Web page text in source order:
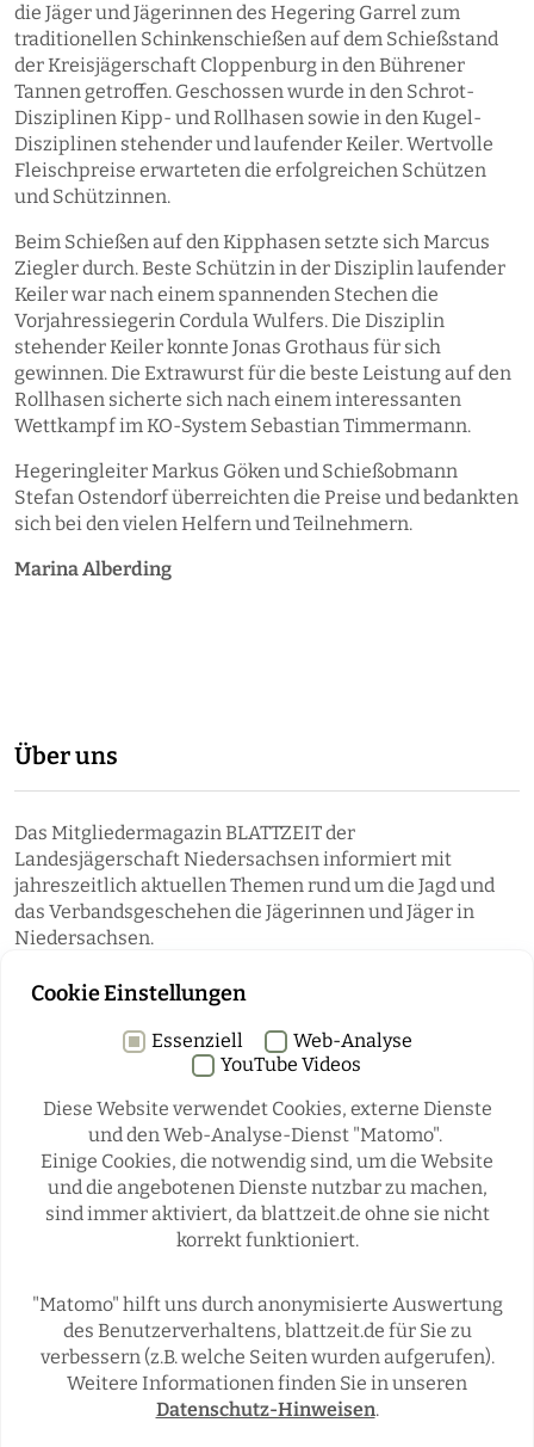
die Jäger und Jägerinnen des Hegering Garrel zum
traditionellen Schinkenschießen auf dem Schießstand
der Kreisjägerschaft Cloppenburg in den Bührener
Tannen getroffen. Geschossen wurde in den Schrot-
Disziplinen Kipp- und Rollhasen sowie in den Kugel-
Disziplinen stehender und laufender Keiler. Wertvolle
Fleischpreise erwarteten die erfolgreichen Schützen
und Schützinnen.
Beim Schießen auf den Kipphasen setzte sich Marcus
Ziegler durch. Beste Schützin in der Disziplin laufender
Keiler war nach einem spannenden Stechen die
Vorjahressiegerin Cordula Wulfers. Die Disziplin
stehender Keiler konnte Jonas Grothaus für sich
gewinnen. Die Extrawurst für die beste Leistung auf den
Rollhasen sicherte sich nach einem interessanten
Wettkampf im KO-System Sebastian Timmermann.
Hegeringleiter Markus Göken und Schießobmann
Stefan Ostendorf überreichten die Preise und bedankten
sich bei den vielen Helfern und Teilnehmern.
Marina Alberding
Über uns
Das Mitgliedermagazin BLATTZEIT der
Landesjägerschaft Niedersachsen informiert mit
jahreszeitlich aktuellen Themen rund um die Jagd und
das Verbandsgeschehen die Jägerinnen und Jäger in
Niedersachsen.
Rubriken
ÜBERREGIONAL
REPORTAGEN
WILDTIERE
ÜBRIGENS
Cookie Einstellungen
Essenziell
Web-Analyse
YouTube Videos
Diese Website verwendet Cookies, externe Dienste
und den Web-Analyse-Dienst "Matomo".
Einige Cookies, die notwendig sind, um die Website
und die angebotenen Dienste nutzbar zu machen,
sind immer aktiviert, da blattzeit.de ohne sie nicht
korrekt funktioniert.
"Matomo" hilft uns durch anonymisierte Auswertung
des Benutzerverhaltens, blattzeit.de für Sie zu
verbessern (z.B. welche Seiten wurden aufgerufen).
Weitere Informationen finden Sie in unseren
Datenschutz-Hinweisen.